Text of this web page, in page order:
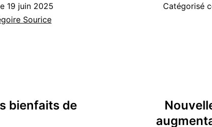
19 juin 2025
Sourice
Catégorisé
bienfaits de